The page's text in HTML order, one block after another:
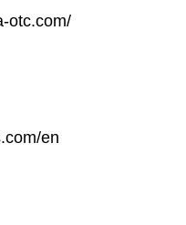
otc.com/
en